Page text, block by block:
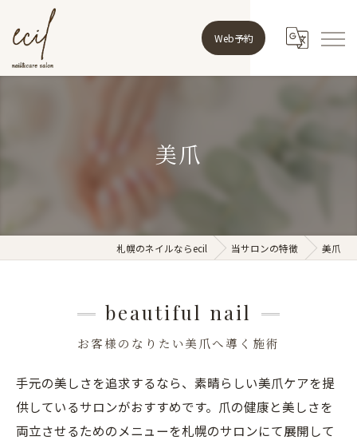
Web予約
美爪
札幌のネイルならecil 当サロンの特徴 美爪
お客様のなりたい美爪へ導く施術
beautiful nail
手元の美しさを追求するなら、素晴らしい美爪ケアを提
供しているサロンがおすすめです。爪の健康と美しさを
両立させるためのメニューを札幌のサロンにて展開して